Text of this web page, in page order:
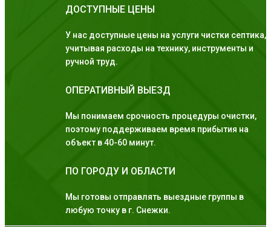
ДОСТУПНЫЕ ЦЕНЫ
У нас доступные цены на услуги чистки септика,
учитывая расходы на технику, инструменты и
ручной труд.
ОПЕРАТИВНЫЙ ВЫЕЗД
Мы понимаем срочность процедуры очистки,
поэтому поддерживаем время прибытия на
объект в 40-60 минут.
ПО ГОРОДУ И ОБЛАСТИ
Мы готовы отправлять выездные группы в
любую точку в г. Снежки.